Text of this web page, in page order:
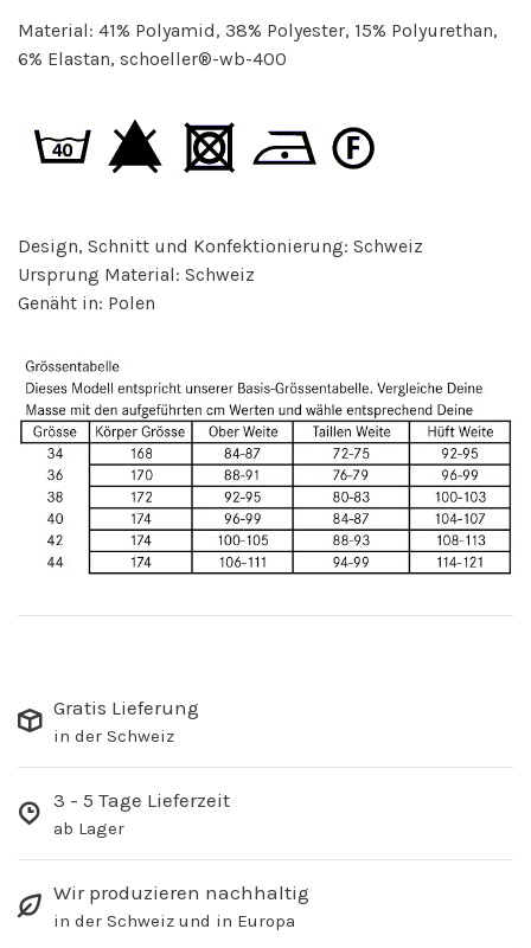
Material: 41% Polyamid, 38% Polyester, 15% Polyurethan,
6% Elastan, schoeller®-wb-400
Design, Schnitt und Konfektionierung: Schweiz
Ursprung Material: Schweiz
Genäht in: Polen
Gratis Lieferung
in der Schweiz
3 - 5 Tage Lieferzeit
ab Lager
Wir produzieren nachhaltig
in der Schweiz und in Europa